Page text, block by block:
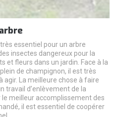
essentiel pour un arbre
insectes dangereux pour la
et fleurs dans un jardin. Face à la
de champignon, il est très
agir. La meilleure chose à faire
travail d’enlèvement de la
le meilleur accomplissement des
il est essentiel de coopérer